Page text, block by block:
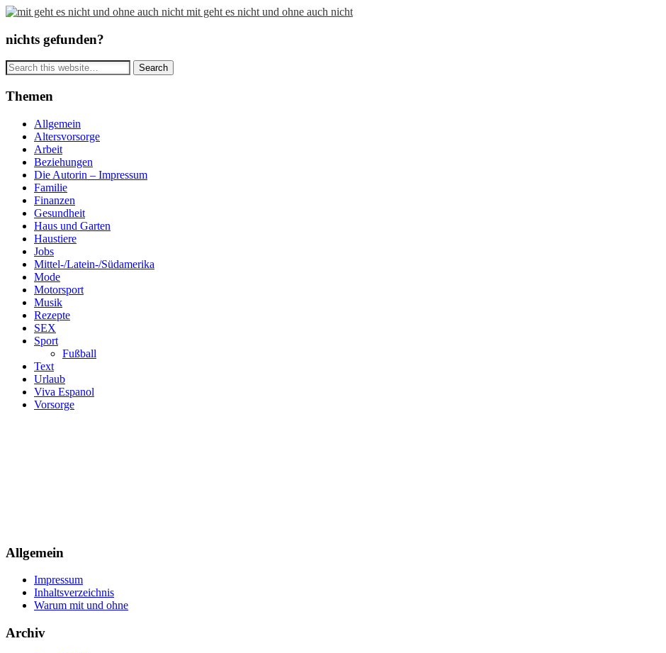
mit geht es nicht und ohne auch nicht
nichts gefunden?
Themen
Allgemein
Altersvorsorge
Arbeit
Beziehungen
Die Autorin – Impressum
Familie
Finanzen
Gesundheit
Haus und Garten
Haustiere
Jobs
Mittel-/Latein-/Südamerika
Mode
Motorsport
Musik
Rezepte
SEX
Sport
Fußball
Text
Urlaub
Viva Espanol
Vorsorge
Allgemein
Impressum
Inhaltsverzeichnis
Warum mit und ohne
Archiv